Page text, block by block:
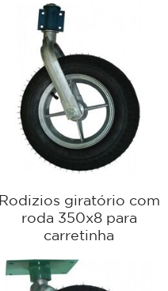
Rodizios giratório com
roda 350x8 para
carretinha